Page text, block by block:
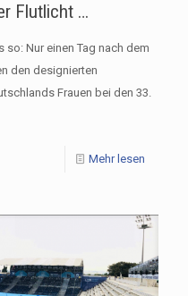
Flutlicht …
Nur einen Tag nach dem
den designierten
Frauen bei den 33.
Mehr lesen